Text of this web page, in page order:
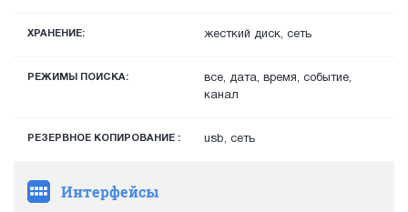
ХРАНЕНИЕ: жесткий диск, сеть
РЕЖИМЫ ПОИСКА:
все, дата, время, событие,
канал
РЕЗЕРВНОЕ КОПИРОВАНИЕ : usb, сеть
Интерфейсы